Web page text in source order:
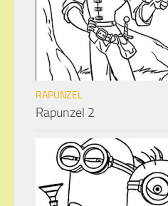
RAPUNZEL
Rapunzel 2